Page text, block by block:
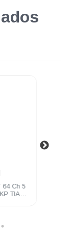
Ch 5
TIA